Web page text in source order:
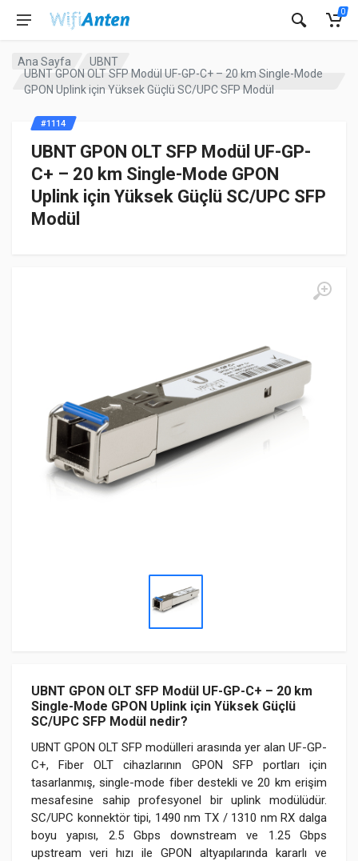
0
Ana Sayfa
UBNT
UBNT GPON OLT SFP Modül UF-GP-C+ – 20 km Single-Mode
GPON Uplink için Yüksek Güçlü SC/UPC SFP Modül
UBNT GPON OLT SFP Modül UF-GP-
C+ – 20 km Single-Mode GPON
Uplink için Yüksek Güçlü SC/UPC SFP
Modül
UBNT GPON OLT SFP Modül UF-GP-C+ – 20 km
Single-Mode GPON Uplink için Yüksek Güçlü
SC/UPC SFP Modül nedir?
UBNT GPON OLT SFP modülleri arasında yer alan UF-GP-
C+, Fiber OLT cihazlarının GPON SFP portları için
tasarlanmış, single-mode fiber destekli ve 20 km erişim
mesafesine sahip profesyonel bir uplink modülüdür.
SC/UPC konnektör tipi, 1490 nm TX / 1310 nm RX dalga
boyu yapısı, 2.5 Gbps downstream ve 1.25 Gbps
upstream veri hızı ile GPON altyapılarında kararlı ve
#1114